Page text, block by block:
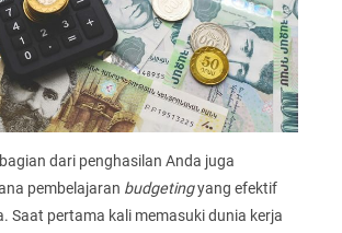
dari penghasilan Anda juga
pembelajaran budgetingyang efektif
Saat pertama kali memasuki dunia kerja